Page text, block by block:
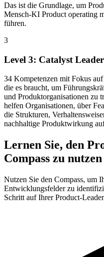
Das ist die Grundlage, um
Mensch-KI Product operating
führen.
3
Level 3: Catalyst
34 Kompetenzen mit Fokus
die es braucht, um
und Produktorganisationen zu
helfen Organisationen, über
die Strukturen,
nachhaltige Produktwirkung
Lernen Sie, den
Compass zu nutzen
Nutzen Sie den Compass, um
Entwicklungsfelder zu
Schritt auf Ihrer Product-